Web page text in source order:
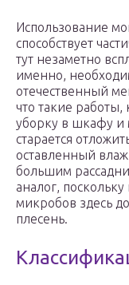
Использование
способствует
тут незаметно
именно,
отечественный
что такие
уборку в шкафу и
старается
оставленный
большим
аналог,
микробов здесь
плесень.